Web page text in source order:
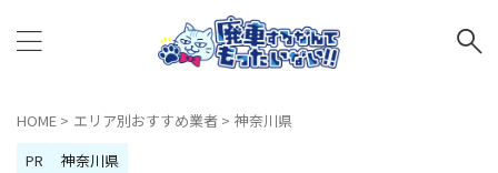
HOME > エリア別おすすめ業者 > 神奈川県
PR
神奈川県